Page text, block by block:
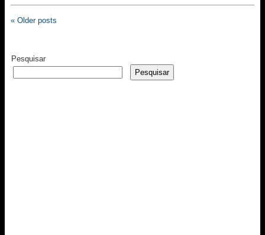
« Older posts
Pesquisar
Pesquisar